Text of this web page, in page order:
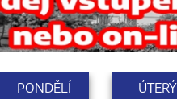
PONDĚLÍ ÚTERÝ